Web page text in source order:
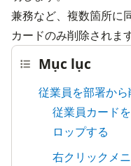
兼務など、複数箇所に
カードのみ削除されます
Mục lục
従業員を部署から
従業員カード
ロップする
右クリックメ